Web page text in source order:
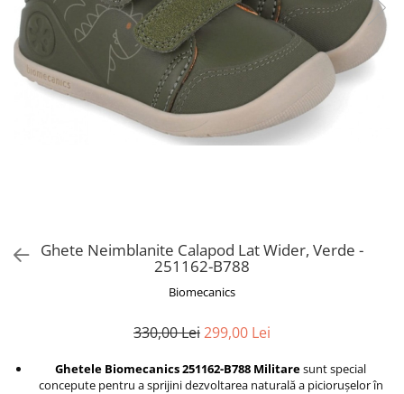
Ghete Neimblanite Calapod Lat Wider, Verde -
251162-B788
Biomecanics
330,00 Lei299,00 Lei
Ghetele Biomecanics 251162-B788 Militaresunt special
concepute pentru a sprijini dezvoltarea naturală a piciorușelor în